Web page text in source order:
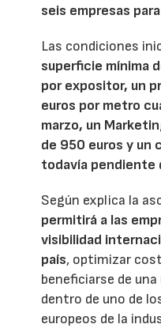
seis empresas
Las condiciones
superficie mínima
por expositor, un
euros por metro
marzo, un
de 950 euros y un
todavía pendiente
Según explica la
permitirá a las
visibilidad
país, optimizar
beneficiarse de
dentro de uno de
europeos de la